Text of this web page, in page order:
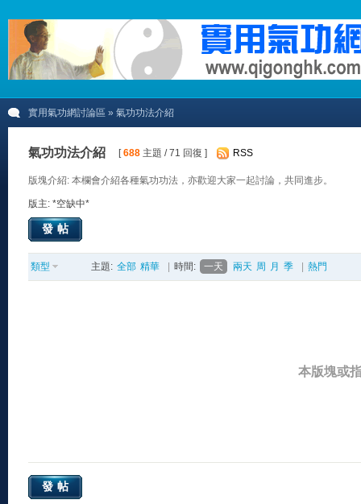
實用氣功網討論區 » 氣功功法介紹
氣功功法介紹 [688 主題 / 71 回復 ] RSS
版塊介紹: 本欄會介紹各種氣功功法，亦歡迎大家一起討論，共同進步。
版主: *空缺中*
發帖
類型 主題: 全部 精華 時間: 一天 兩天 周 月 季 熱門
本版塊或
發帖